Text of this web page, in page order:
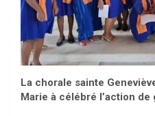
La chorale sainte
Marie à célébré l’action